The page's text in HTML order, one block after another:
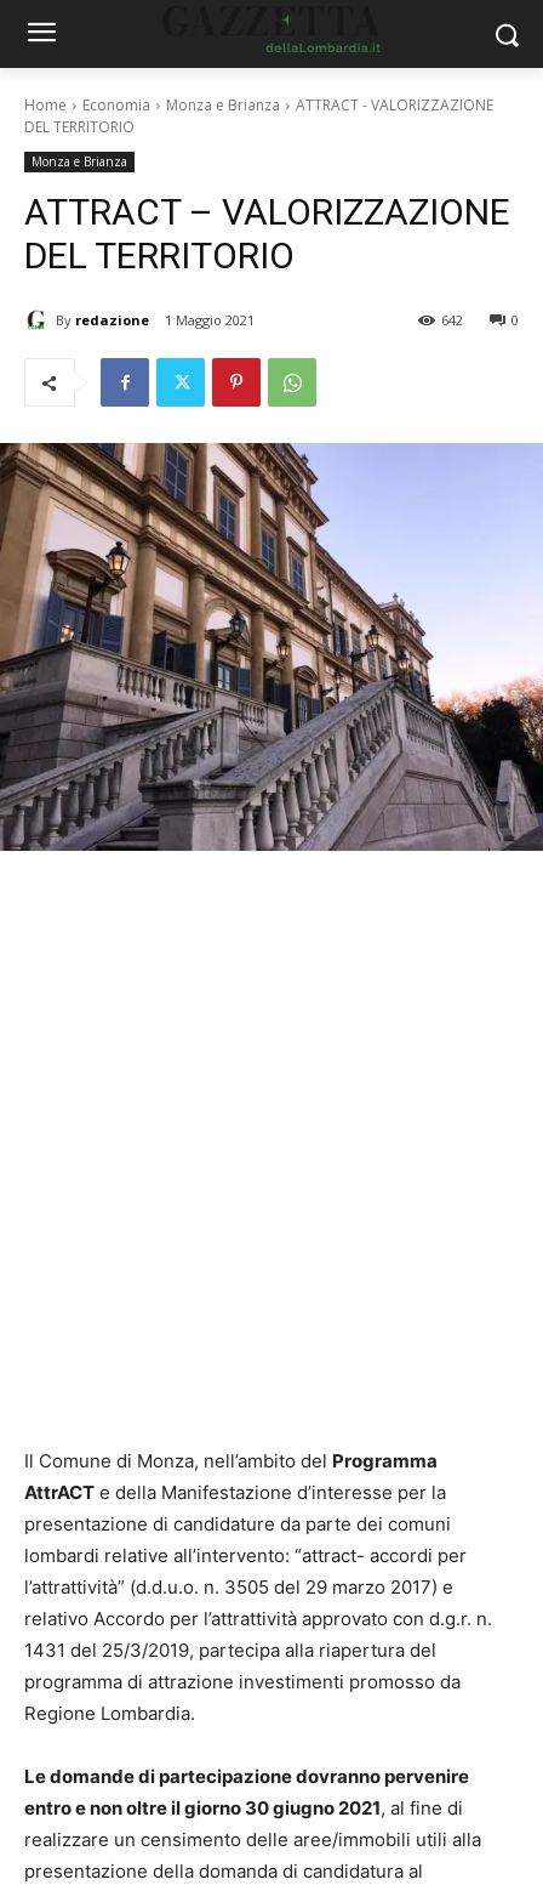
Home Economia Monza e Brianza
ATTRACT - VALORIZZAZIONE
DEL TERRITORIO
Monza e Brianza
ATTRACT – VALORIZZAZIONE
DEL TERRITORIO
By redazione 1 Maggio 2021 0
642
Il Comune di Monza, nell’ambito del Programma
AttrACT e della Manifestazione d’interesse per la
presentazione di candidature da parte dei comuni
lombardi relative all’intervento: “attract- accordi per
l’attrattività” (d.d.u.o. n. 3505 del 29 marzo 2017) e
relativo Accordo per l’attrattività approvato con d.g.r. n.
1431 del 25/3/2019, partecipa alla riapertura del
programma di attrazione investimenti promosso da
Regione Lombardia.
Le domande di partecipazione dovranno pervenire
entro e non oltre il giorno 30 giugno 2021, al fine di
realizzare un censimento delle aree/immobili utili alla
presentazione della domanda di candidatura al